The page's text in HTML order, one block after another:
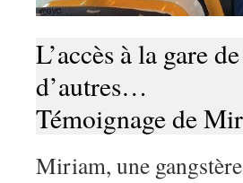
L’accès à la gare
d’autres…
Témoignage de
Miriam, une